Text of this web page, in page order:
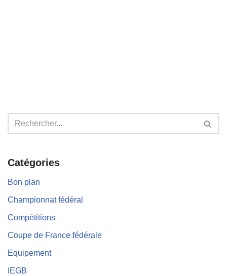
Catégories
Bon plan
Championnat fédéral
Compétitions
Coupe de France fédérale
Equipement
IEGB